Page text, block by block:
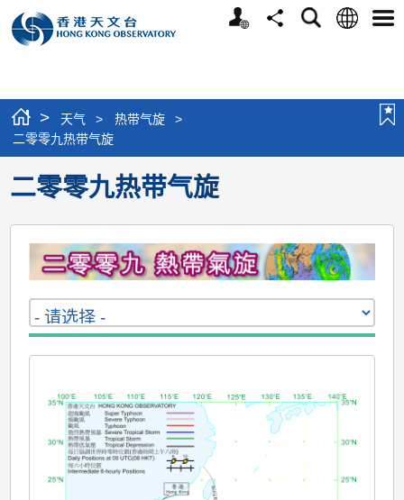
个
分
搜
语
选
> 天气 > 热带气旋
>
二零零九热带气旋
二零零九热带气旋